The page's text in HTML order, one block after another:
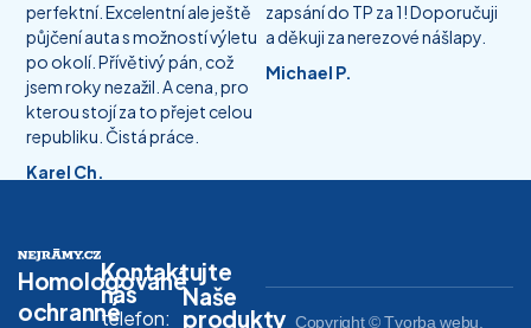
perfektní. Excelentní ale ještě
půjčení auta s možností výletu
po okolí. Přívětivý pán, což
jsem roky nezažil. A cena, pro
kterou stojí za to přejet celou
republiku. Čistá práce.
Karel Ch.
zapsání do TP za 1! Doporučuji
a děkuji za nerezové nášlapy.
Michael P.
Homologované
ochranné
Kontaktujte
nás
telefon:
Naše
produkty Copyright © Tvorba webu,